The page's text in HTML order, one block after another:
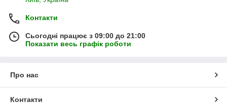
Контакти
Сьогодні працює з 09:00 до 21:00
Показати весь графік роботи
Про нас
Контакти